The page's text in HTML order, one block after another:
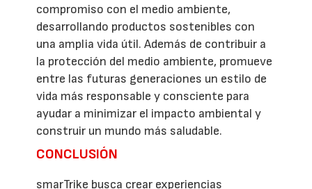
compromiso con el medio ambiente,
desarrollando productos sostenibles con
una amplia vida útil. Además de contribuir a
la protección del medio ambiente, promueve
entre las futuras generaciones un estilo de
vida más responsable y consciente para
ayudar a minimizar el impacto ambiental y
construir un mundo más saludable.
CONCLUSIÓN
smarTrike busca crear experiencias